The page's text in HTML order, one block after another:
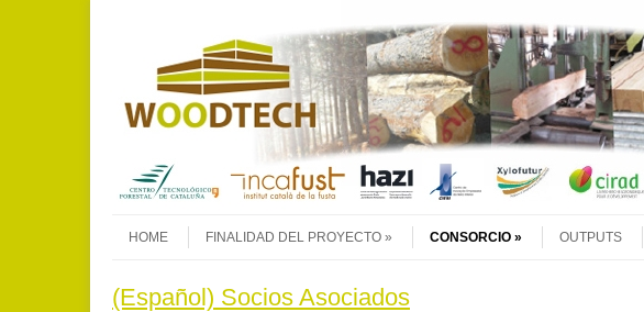
Menu
Skip to content
HOME
FINALIDAD DEL PROYECTO CONSORCIO OUTPUTS
(Español) Socios Asociados